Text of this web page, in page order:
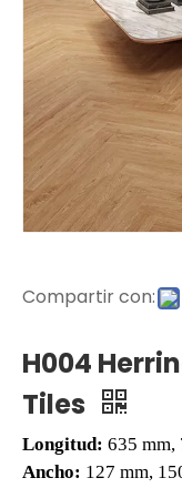
Compartir con:
H004
Tiles
Longitud: 635 mm,
Ancho: 127 mm,